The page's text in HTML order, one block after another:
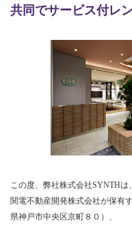
共同でサービス付レ
この度、弊社株式会社SYNTHは、
関電不動産開発株式会社が保有
県神戸市中央区京町８０）、